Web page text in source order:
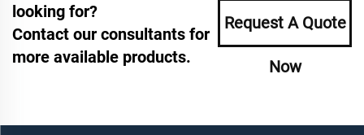
looking for?
Contact our consultants for
more available products.
Request A Quote
Now